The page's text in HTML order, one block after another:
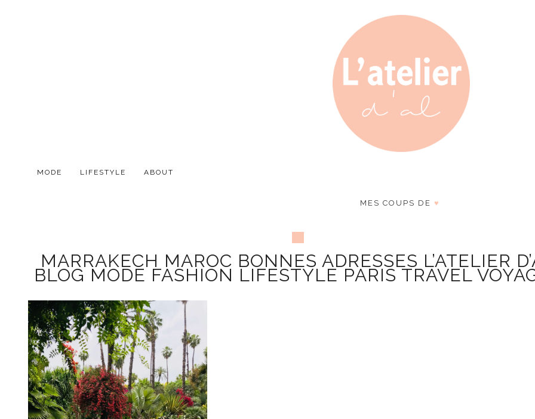
MODE LIFESTYLE ABOUT
MES COUPS DE ♥
MARRAKECH MAROC BONNES ADRESSES L’ATELIER
BLOG MODE FASHION LIFESTYLE PARIS TRAVEL